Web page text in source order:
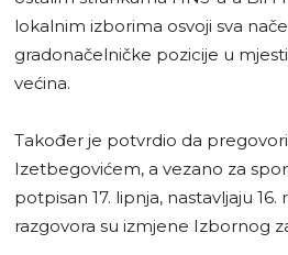
lokalnim izborima osvoji sva
gradonačelničke pozicije u
većina.
Također je potvrdio da
Izetbegovićem, a vezano za
potpisan 17. lipnja, nastavljaju 16.
razgovora su izmjene Izbornog